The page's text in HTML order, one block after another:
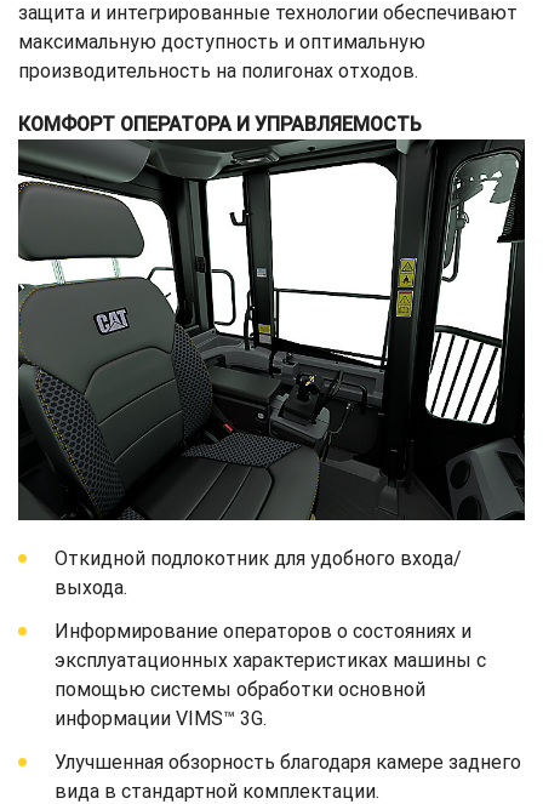
защита и интегрированные технологии обеспечивают
максимальную доступность и оптимальную
производительность на полигонах отходов.
КОМФОРТ ОПЕРАТОРА И УПРАВЛЯЕМОСТЬ
Откидной подлокотник для удобного входа/
выхода.
Информирование операторов о состояниях и
эксплуатационных характеристиках машины с
помощью системы обработки основной
информации VIMS™ 3G.
Улучшенная обзорность благодаря камере заднего
вида в стандартной комплектации.